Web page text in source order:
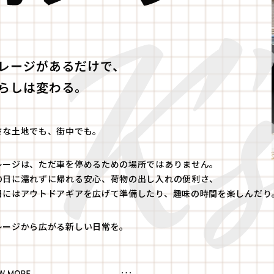
ージがあるだけで、
しは変わる。
土地でも、街中でも。
ジは、ただ車を停めるための場所ではありません。
日に濡れずに帰れる安心、荷物の出し入れの便利さ、
にはアウトドアギアを広げて準備したり、趣味の時間を楽しんだり
ジから広がる新しい日常を。